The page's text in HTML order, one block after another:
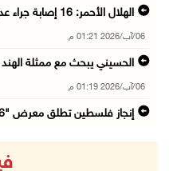
الهلال الأحمر: 16 إصابة جراء عدوان الاحتلال ع ...
06/آب/2026 01:21 م
الحسيني يبحث مع ممثلة
06/آب/2026 01:19 م
إنجاز فلسطين تطلق معرض "Eco-Expo 2026" تتويجا ...